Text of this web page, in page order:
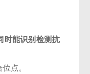
时能识别检测抗
点。